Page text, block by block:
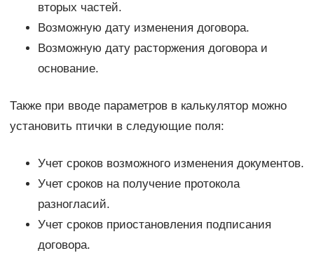
вторых частей.
Возможную дату изменения договора.
Возможную дату расторжения договора и
основание.
Также при вводе параметров в калькулятор можно
установить птички в следующие поля:
Учет сроков возможного изменения документов.
Учет сроков на получение протокола
разногласий.
Учет сроков приостановления подписания
договора.